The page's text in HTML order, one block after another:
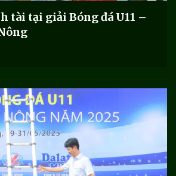
tài tại giải Bóng đá U11 –